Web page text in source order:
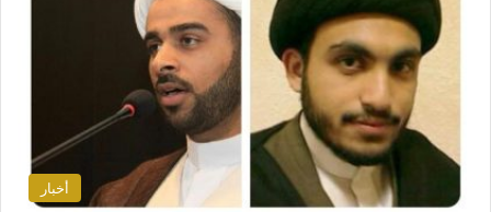
أخبار